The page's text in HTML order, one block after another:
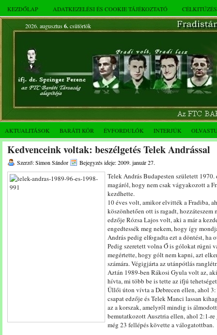
KEZDŐLAP ADATKEZELÉSI ÉS COOKIE TÁJÉKOZTATÓ
2026. augusztus 6.csütörtök
AKTUALITÁSOK BARÁTI KÖR ÉVFORDULÓK INTERJÚK
Kedvenceink voltak: beszélgetés Telek Andrással
Szerző: Simon Sándor Bejegyzés ideje: 2009. január 27.
Telek András Budapesten született
magáról, hogy nem csak vágyakozott a
kezdhette.
10 éves volt, amikor elvitték a Fradiba,
köszönhetően ott is ragadt,
edzője Rózsa Lajos volt, aki a már a
engedtessék meg nekem, hogy így
András pedig elfogadta ezt a döntést,
Pedig szeretett volna Ő is gólokat rúgni
megértette, hogy gólt nem kapni, azt
számára. Végigjárta az utánpótlás
Aztán 1989-ben Rákosi Gyula volt az,
hívta, mi több be is tette az ifjú
Üllői úton vívta a Debrecen ellen, ahol
csapat edzője és Telek Manci lassan
az a korszak, amelyről mindig is
bemutatkozott Ausztria ellen, ahol 2:1-
még 23 fellépés követte a válogatottban.